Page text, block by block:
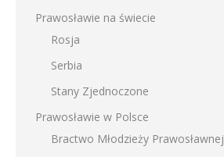
Prawosławie na świecie
Rosja
Serbia
Stany Zjednoczone
Prawosławie w Polsce
Bractwo Młodzieży Prawosławnej